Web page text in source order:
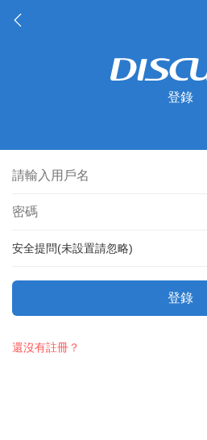
登錄
安全提問(未設置請忽略)
登錄
還沒有註冊？